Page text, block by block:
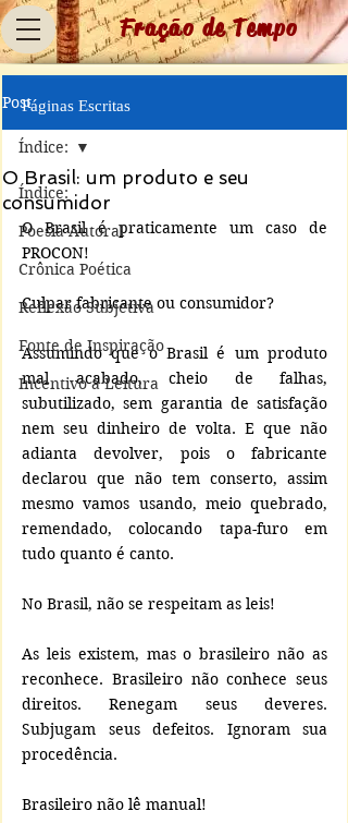
Fração de Tempo
Post
Índice:
Poesia Autoral
Crônica Poética
Reflexão Subjetiva
Fonte de Inspiração
Incentivo à Leitura
Índice:
O Brasil: um produto e seu
consumidor
O Brasil é praticamente um caso de
PROCON!
Culpar fabricante ou consumidor?
Assumindo que o Brasil é um produto
mal acabado, cheio de falhas,
subutilizado, sem garantia de satisfação
nem seu dinheiro de volta. E que não
adianta devolver, pois o fabricante
declarou que não tem conserto, assim
mesmo vamos usando, meio quebrado,
remendado, colocando tapa-furo em
tudo quanto é canto.
No Brasil, não se respeitam as leis!
As leis existem, mas o brasileiro não as
reconhece. Brasileiro não conhece seus
direitos. Renegam seus deveres.
Subjugam seus defeitos. Ignoram sua
procedência.
Brasileiro não lê manual!
Páginas Escritas